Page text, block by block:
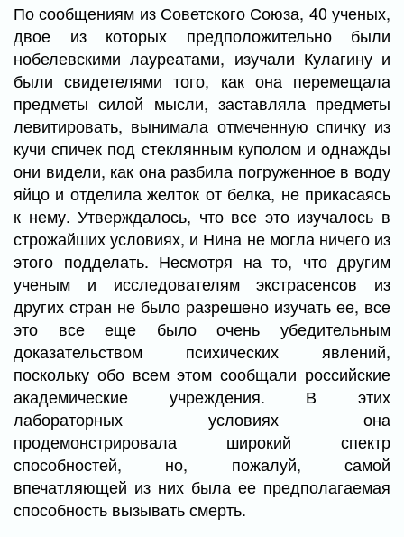
По сообщениям из Советского Союза, 40 ученых,
двое из которых предположительно были
нобелевскими лауреатами, изучали Кулагину и
были свидетелями того, как она перемещала
предметы силой мысли, заставляла предметы
левитировать, вынимала отмеченную спичку из
кучи спичек под стеклянным куполом и однажды
они видели, как она разбила погруженное в воду
яйцо и отделила желток от белка, не прикасаясь
к нему. Утверждалось, что все это изучалось в
строжайших условиях, и Нина не могла ничего из
этого подделать. Несмотря на то, что другим
ученым и исследователям экстрасенсов из
других стран не было разрешено изучать ее, все
это все еще было очень убедительным
доказательством психических явлений,
поскольку обо всем этом сообщали российские
академические учреждения. В этих
лабораторных условиях она
продемонстрировала широкий спектр
способностей, но, пожалуй, самой
впечатляющей из них была ее предполагаемая
способность вызывать смерть.